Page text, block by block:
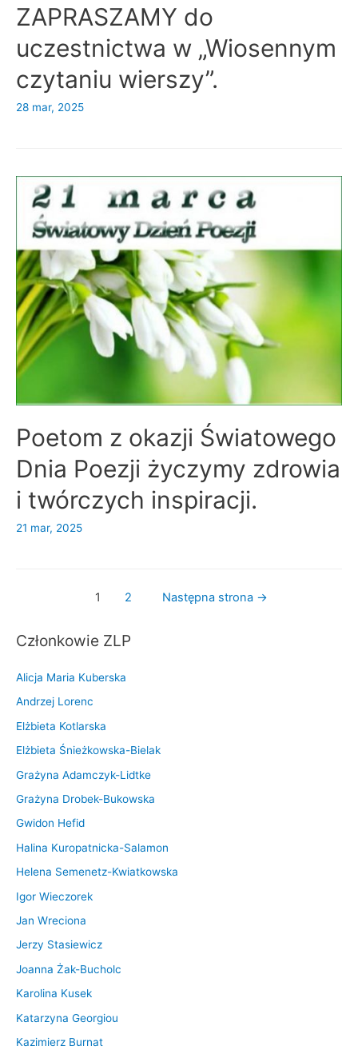
ZAPRASZAMY do
uczestnictwa w „Wiosennym
czytaniu wierszy”.
28 mar, 2025
Poetom z okazji Światowego
Dnia Poezji życzymy zdrowia
i twórczych inspiracji.
21 mar, 2025
Nawigacja
wpisach
1 2 Następna strona →
Członkowie ZLP
Alicja Maria Kuberska
Andrzej Lorenc
Elżbieta Kotlarska
Elżbieta Śnieżkowska-Bielak
Grażyna Adamczyk-Lidtke
Grażyna Drobek-Bukowska
Gwidon Hefid
Halina Kuropatnicka-Salamon
Helena Semenetz-Kwiatkowska
Igor Wieczorek
Jan Wreciona
Jerzy Stasiewicz
Joanna Żak-Bucholc
Karolina Kusek
Katarzyna Georgiou
Kazimierz Burnat